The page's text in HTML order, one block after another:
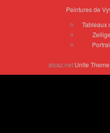
Peintures de
Tableaux
alcaz.net Unite Theme